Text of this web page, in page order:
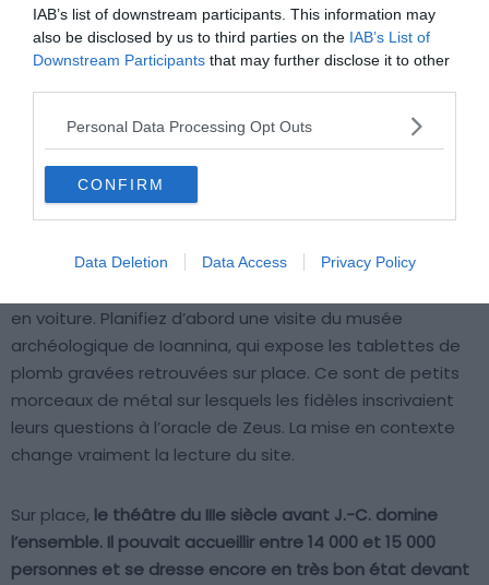
IAB’s list of downstream participants. This information may
also be disclosed by us to third parties on the IAB’s List of
Downstream Participants that may further disclose it to other
Personal Data Processing Opt Outs
CONFIRM
Data Deletion Data Access Privacy Policy
en voiture. Planifiez d’abord une visite du musée
archéologique de Ioannina, qui expose les tablettes de
plomb gravées retrouvées sur place. Ce sont de petits
morceaux de métal sur lesquels les fidèles inscrivaient
leurs questions à l’oracle de Zeus. La mise en contexte
change vraiment la lecture du site.
Sur place, le théâtre du IIIe siècle avant J.-C. domine
l’ensemble. Il pouvait accueillir entre 14 000 et 15 000
personnes et se dresse encore en très bon état devant